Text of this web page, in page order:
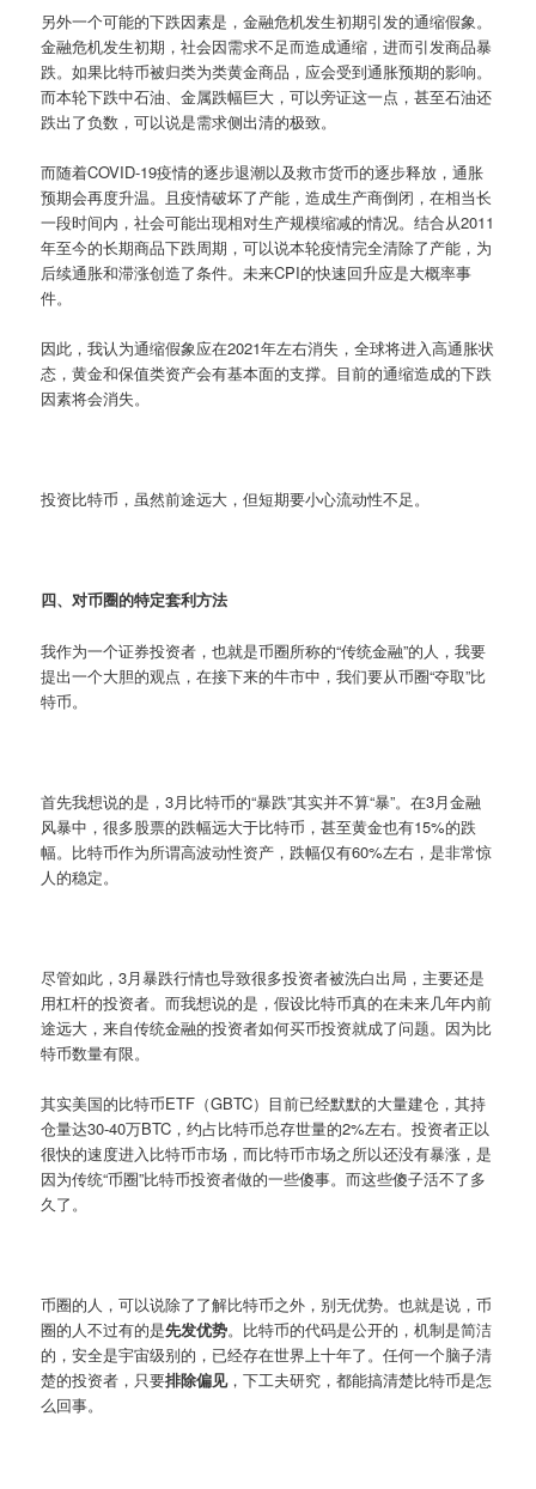
另外一个可能的下跌因素是，金融危机发生初期引发的通缩假象。
金融危机发生初期，社会因需求不足而造成通缩，进而引发商品暴
跌。如果比特币被归类为类黄金商品，应会受到通胀预期的影响。
而本轮下跌中石油、金属跌幅巨大，可以旁证这一点，甚至石油还
跌出了负数，可以说是需求侧出清的极致。
而随着COVID-19疫情的逐步退潮以及救市货币的逐步释放，通胀
预期会再度升温。且疫情破坏了产能，造成生产商倒闭，在相当长
一段时间内，社会可能出现相对生产规模缩减的情况。结合从2011
年至今的长期商品下跌周期，可以说本轮疫情完全清除了产能，为
后续通胀和滞涨创造了条件。未来CPI的快速回升应是大概率事
件。
因此，我认为通缩假象应在2021年左右消失，全球将进入高通胀状
态，黄金和保值类资产会有基本面的支撑。目前的通缩造成的下跌
因素将会消失。
投资比特币，虽然前途远大，但短期要小心流动性不足。
四、对币圈的特定套利方法
我作为一个证券投资者，也就是币圈所称的“传统金融”的人，我要
提出一个大胆的观点，在接下来的牛市中，我们要从币圈“夺取”比
特币。
首先我想说的是，3月比特币的“暴跌”其实并不算“暴”。在3月金融
风暴中，很多股票的跌幅远大于比特币，甚至黄金也有15%的跌
幅。比特币作为所谓高波动性资产，跌幅仅有60%左右，是非常惊
人的稳定。
尽管如此，3月暴跌行情也导致很多投资者被洗白出局，主要还是
用杠杆的投资者。而我想说的是，假设比特币真的在未来几年内前
途远大，来自传统金融的投资者如何买币投资就成了问题。因为比
特币数量有限。
其实美国的比特币ETF（GBTC）目前已经默默的大量建仓，其持
仓量达30-40万BTC，约占比特币总存世量的2%左右。投资者正以
很快的速度进入比特币市场，而比特币市场之所以还没有暴涨，是
因为传统“币圈”比特币投资者做的一些傻事。而这些傻子活不了多
久了。
币圈的人，可以说除了了解比特币之外，别无优势。也就是说，币
圈的人不过有的是先发优势。比特币的代码是公开的，机制是简洁
的，安全是宇宙级别的，已经存在世界上十年了。任何一个脑子清
楚的投资者，只要排除偏见，下工夫研究，都能搞清楚比特币是怎
么回事。